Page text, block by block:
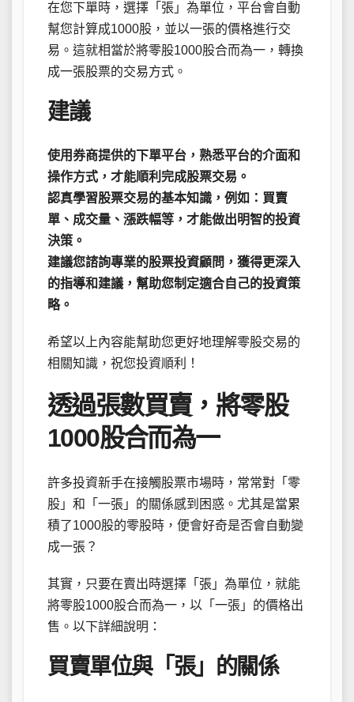
在您下單時，選擇「張」為單位，平台會自動
幫您計算成1000股，並以一張的價格進行交
易。這就相當於將零股1000股合而為一，轉換
成一張股票的交易方式。
建議
使用券商提供的下單平台，熟悉平台的介面和
操作方式，才能順利完成股票交易。
認真學習股票交易的基本知識，例如：買賣
單、成交量、漲跌幅等，才能做出明智的投資
決策。
建議您諮詢專業的股票投資顧問，獲得更深入
的指導和建議，幫助您制定適合自己的投資策
略。
希望以上內容能幫助您更好地理解零股交易的
相關知識，祝您投資順利！
透過張數買賣，將零股
1000股合而為一
許多投資新手在接觸股票市場時，常常對「零
股」和「一張」的關係感到困惑。尤其是當累
積了1000股的零股時，便會好奇是否會自動變
成一張？
其實，只要在賣出時選擇「張」為單位，就能
將零股1000股合而為一，以「一張」的價格出
售。以下詳細說明：
買賣單位與「張」的關係